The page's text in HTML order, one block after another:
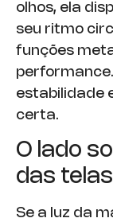
olhos, ela
seu ritmo
funções
estabilidade
certa.
O lado
das
Se a luz da